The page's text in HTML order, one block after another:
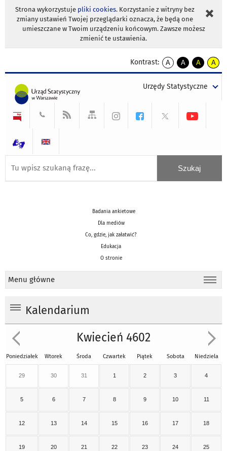
Strona wykorzystuje pliki cookies. Korzystanie z witryny bez
zmiany ustawień Twojej przeglądarki oznacza, że będą one
umieszczane w Twoim urządzeniu końcowym. Zawsze możesz
zmienić te ustawienia.
Kontrast:
A
kontrast
A
kontrast
tekst
czarnym
A
kontrast
tekst
czarnym
A
tekst
żółtym
Urzędy Statystyczne
Badania ankietowe
Dla mediów
Co, gdzie, jak załatwić?
Edukacja
O stronie
Menu główne
Kalendarium
Kwiecień 4602
Poniedziałek Wtorek Środa Czwartek Piątek Sobota Niedziela
29 30 31 1 2 3 4
5 6 7 8 9 10 11
12 13 14 15 16 17 18
19 20 21 22 23 24 25